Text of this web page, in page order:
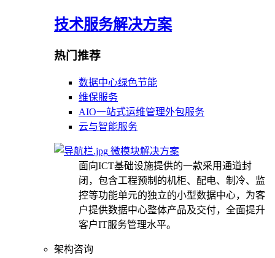
技术服务解决方案
热门推荐
数据中心绿色节能
维保服务
AIO一站式运维管理外包服务
云与智能服务
微模块解决方案
面向ICT基础设施提供的一款采用通道封
闭，包含工程预制的机柜、配电、制冷、监
控等功能单元的独立的小型数据中心，为客
户提供数据中心整体产品及交付，全面提升
客户IT服务管理水平。
架构咨询